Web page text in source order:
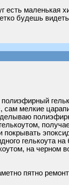
есть маленькая
будешь
сам мелкие
покрывать
гелькоута
на черном
пятно